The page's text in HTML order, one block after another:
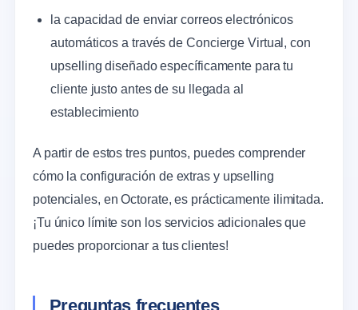
la capacidad de enviar correos electrónicos
automáticos a través de Concierge Virtual, con
upselling diseñado específicamente para tu
cliente justo antes de su llegada al
establecimiento
A partir de estos tres puntos, puedes comprender
cómo la configuración de extras y upselling
potenciales, en Octorate, es prácticamente ilimitada.
¡Tu único límite son los servicios adicionales que
puedes proporcionar a tus clientes!
Preguntas frecuentes